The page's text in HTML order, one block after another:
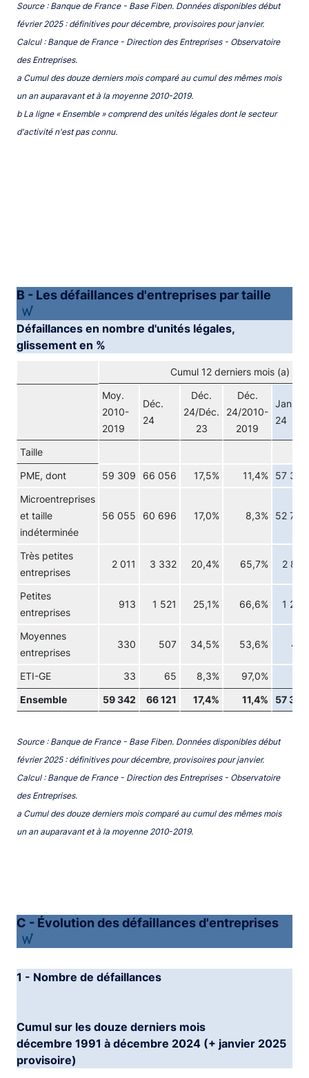
Source : Banque de France - Base Fiben. Données disponibles début
février 2025 : définitives pour décembre, provisoires pour janvier.
Calcul : Banque de France - Direction des Entreprises - Observatoire
des Entreprises.
a Cumul des douze derniers mois comparé au cumul des mêmes mois
un an auparavant et à la moyenne 2010-2019.
b La ligne « Ensemble » comprend des unités légales dont le secteur
d'activité n'est pas connu.
B - Les défaillances d'entreprises par taille
Défaillances en nombre d'unités légales,
glissement en %
Cumul 12 derniers mois (a)
Moy.
2010-
2019
Déc.
24
Déc.
24/Déc.
23
Déc.
24/2010-
2019
Jan.
24
Taille
PME, dont 59 309 66 056 17,5% 11,4% 57 302
Microentreprises
et taille
indéterminée
56 055 60 696 17,0% 8,3% 52 763
Très petites
entreprises
2 011 3 332 20,4% 65,7% 2 874
Petites
entreprises
913 1 521 25,1% 66,6% 1 248
Moyennes
entreprises
330 507 34,5% 53,6% 417
ETI-GE 33 65 8,3% 97,0%
Ensemble 59 342 66 121 17,4% 11,4% 57 362
Source : Banque de France - Base Fiben. Données disponibles début
février 2025 : définitives pour décembre, provisoires pour janvier.
Calcul : Banque de France - Direction des Entreprises - Observatoire
des Entreprises.
a Cumul des douze derniers mois comparé au cumul des mêmes mois
un an auparavant et à la moyenne 2010-2019.
C - Évolution des défaillances d'entreprises
1 - Nombre de défaillances
Cumul sur les douze derniers mois
décembre 1991 à décembre 2024 (+ janvier 2025
provisoire)